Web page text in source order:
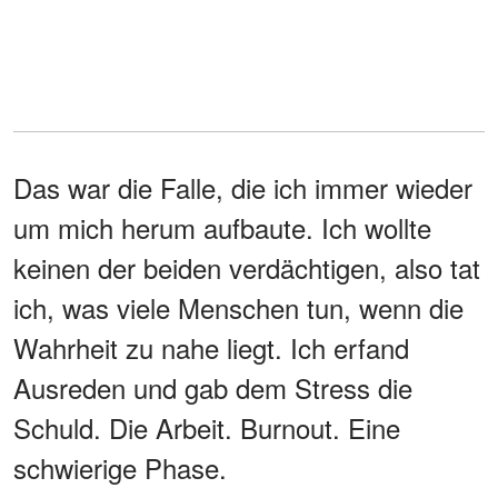
Das war die Falle, die ich immer wieder
um mich herum aufbaute. Ich wollte
keinen der beiden verdächtigen, also tat
ich, was viele Menschen tun, wenn die
Wahrheit zu nahe liegt. Ich erfand
Ausreden und gab dem Stress die
Schuld. Die Arbeit. Burnout. Eine
schwierige Phase.